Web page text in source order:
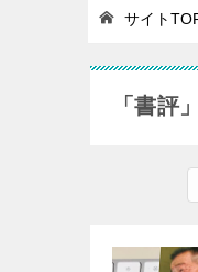
サイト
「書評